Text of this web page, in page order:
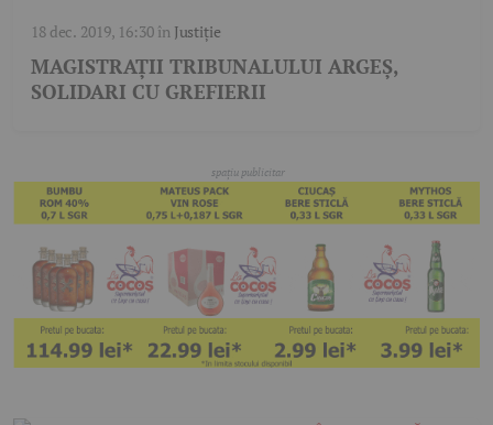
18 dec. 2019, 16:30în Justiție
MAGISTRAŢII TRIBUNALULUI ARGEȘ,
SOLIDARI CU GREFIERII